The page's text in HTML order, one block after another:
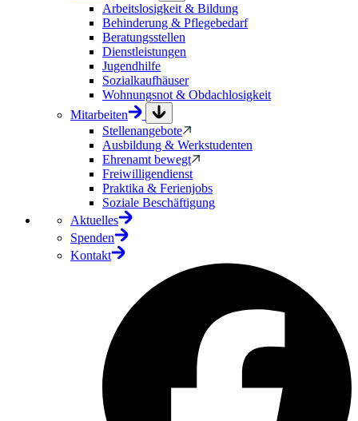
Arbeitslosigkeit & Bildung
Behinderung & Pflegebedarf
Beratungsstellen
Dienstleistungen
Jugendhilfe
Sozialkaufhäuser
Wohnungsnot & Obdachlosigkeit
Mitarbeiten
Stellenangebote
Ausbildung & Werkstudenten
Ehrenamt bewegt
Freiwilligendienst
Praktika & Ferienjobs
Soziale Beschäftigung
Aktuelles
Spenden
Kontakt